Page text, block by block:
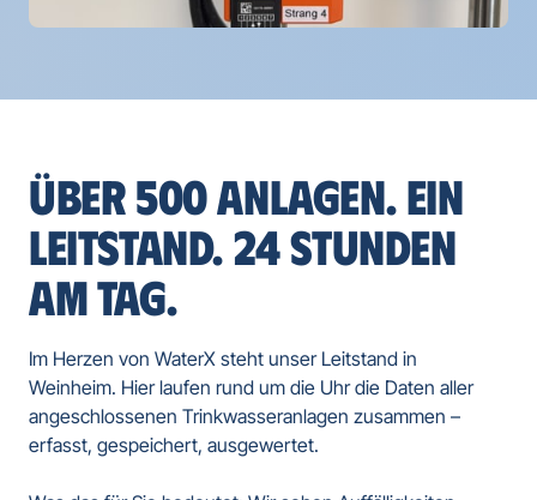
ÜBER 500 ANLAGEN. EIN
LEITSTAND. 24 STUNDEN
AM TAG.
Im Herzen von WaterX steht unser Leitstand in
Weinheim. Hier laufen rund um die Uhr die Daten aller
angeschlossenen Trinkwasseranlagen zusammen –
erfasst, gespeichert, ausgewertet.